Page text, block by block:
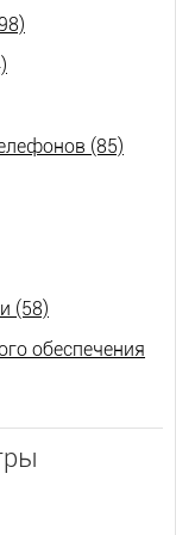
(85)
(58)
обеспечения